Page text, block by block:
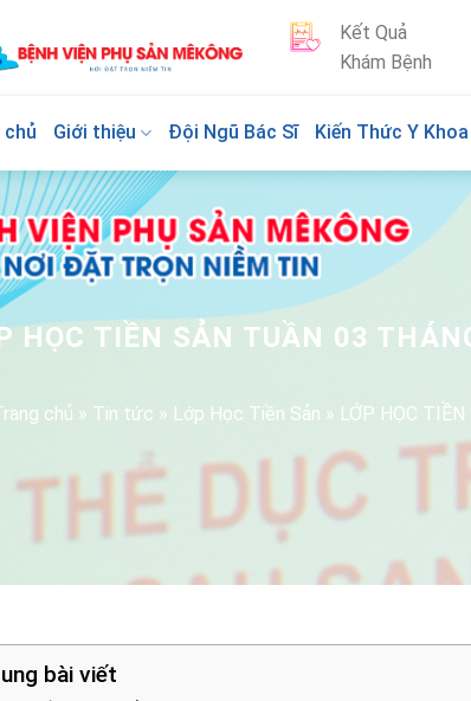
Kết Quả
Khám Bệnh
chủ Giới thiệu Đội Ngũ Bác Sĩ Kiến Thức Y Khoa
HỌC TIỀN SẢN TUẦN 03
chủ » Tin tức » Lớp Học Tiền Sản » LỚP HỌC
bài viết